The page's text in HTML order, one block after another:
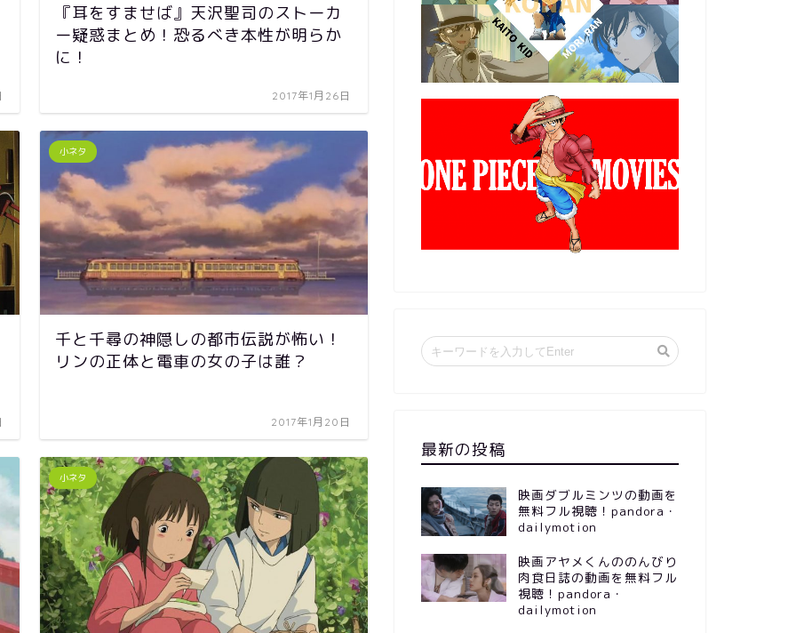
『耳をすませば』天沢聖司のストーカ
ー疑惑まとめ！恐るべき本性が明らか
に！
2017年1月26日
小ネタ
千と千尋の神隠しの都市伝説が怖い！
リンの正体と電車の女の子は誰？
2017年1月20日
小ネタ
最新の投稿
映画ダブルミンツの動画を
無料フル視聴！pandora・
dailymotion
映画アヤメくんののんびり
肉食日誌の動画を無料フル
視聴！pandora・
dailymotion